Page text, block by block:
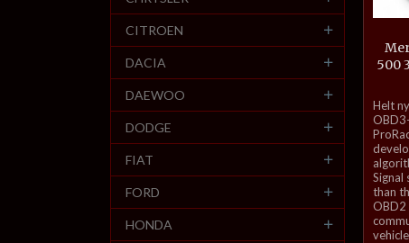
500
inkl.
mva.
Helt
Signal
than
OBD2
CITROEN
DACIA
DAEWOO
DODGE
FIAT
FORD
HONDA